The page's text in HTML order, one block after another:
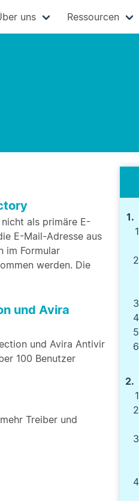
uns Ressourcen
als primäre E-
E-Mail-Adresse aus
im Formular
werden. Die
und Avira
und Avira Antivir
100 Benutzer
Treiber und